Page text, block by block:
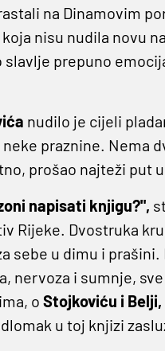
na Dinamovim
nisu nudila novu
prepuno
nudilo je cijeli
neke praznine. Nema
prošao najteži put
napisati knjigu?",
Rijeke. Dvostruka
sebe u dimu i
nervoza i sumnje,
o Stojkoviću i
u toj knjizi